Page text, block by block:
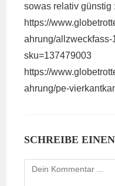
sowas relativ günstig :
https://
ahrung/
sku=137479003
https://
ahrung/pe-
SCHREIBE
Kommentieren